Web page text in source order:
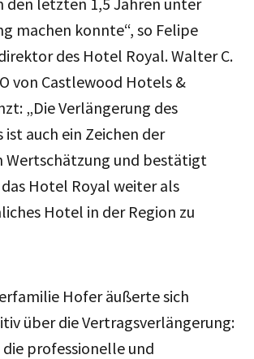
machen konnte“, so Felipe
des Hotel Royal. Walter C.
von Castlewood Hotels &
„Die Verlängerung des
auch ein Zeichen der
Wertschätzung und bestätigt
das Hotel Royal weiter als
Hotel in der Region zu
Hofer äußerte sich
über die Vertragsverlängerung:
die professionelle und